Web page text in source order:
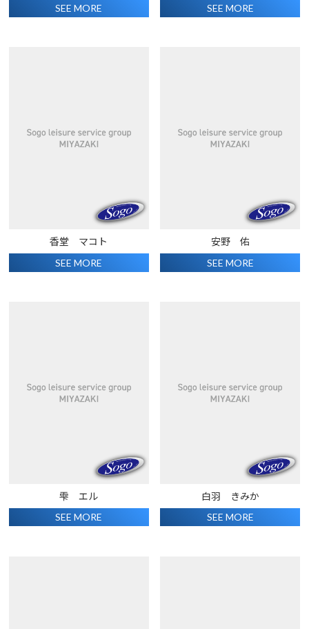
SEE MORE SEE MORE
香堂 マコト
SEE MORE
安野 佑
SEE MORE
雫 エル
SEE MORE
白羽 きみか
SEE MORE